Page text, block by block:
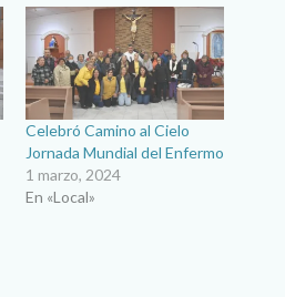
Celebró Camino al Cielo
Jornada Mundial del Enfermo
1 marzo, 2024
En «Local»